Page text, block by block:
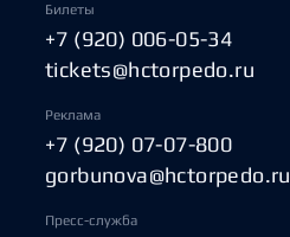
Билеты
+7 (920) 006-05-34
tickets@hctorpedo.ru
Реклама
+7 (920) 07-07-800
gorbunova@hctorpedo.ru
Пресс-служба